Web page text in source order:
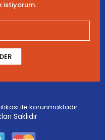
istiyorum.
ile korunmaktadır.
Saklıdır